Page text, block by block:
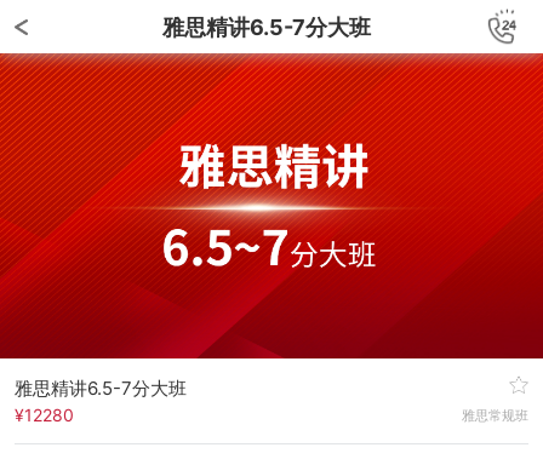
雅思精讲6.5-7分大班
雅思精讲6.5-7分大班
¥12280 雅思常规班